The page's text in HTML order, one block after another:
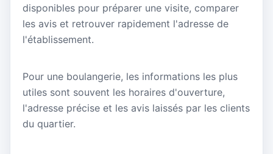
disponibles pour préparer une visite, comparer
les avis et retrouver rapidement l'adresse de
l'établissement.
Pour une boulangerie, les informations les plus
utiles sont souvent les horaires d'ouverture,
l'adresse précise et les avis laissés par les clients
du quartier.